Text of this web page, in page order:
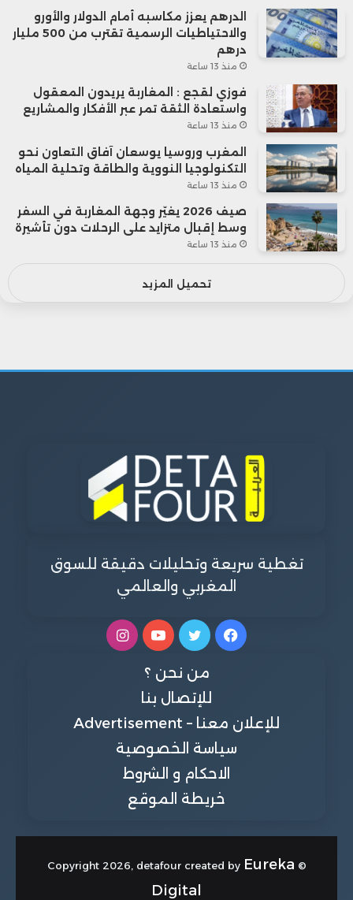
الدرهم يعزز مكاسبه أمام الدولار والأورو
والاحتياطيات الرسمية تقترب من 500 مليار
درهم
منذ 13 ساعة
فوزي لقجع : المغاربة يريدون المعقول
واستعادة الثقة تمر عبر الأفكار والمشاريع
منذ 13 ساعة
المغرب وروسيا يوسعان آفاق التعاون نحو
التكنولوجيا النووية والطاقة وتحلية المياه
منذ 13 ساعة
صيف 2026 يغيّر وجهة المغاربة في السفر
وسط إقبال متزايد على الرحلات دون تأشيرة
منذ 13 ساعة
تحميل المزيد
تغطية سريعة وتحليلات دقيقة للسوق
المغربي والعالمي
فيسبوكتويتر يوتيوبانستقرام
من نحن ؟
للإتصال بنا
للإعلان معنا – Advertisement
سياسة الخصوصية
الاحكام و الشروط
خريطة الموقع
© Copyright 2026, detafour created by
Eureka
Digital